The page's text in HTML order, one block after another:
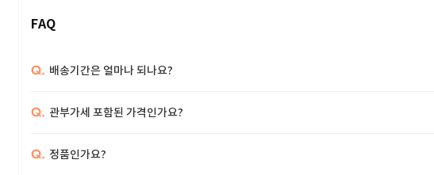
FAQ
Q. 배송기간은 얼마나 되나요?
Q. 관부가세 포함된 가격인가요?
Q. 정품인가요?